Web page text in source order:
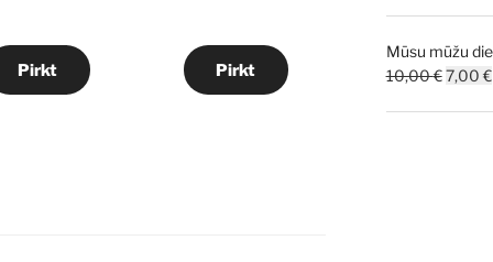
25,00 €.
Pirkt
15,00 €.
Pirkt
10,00
Mūsu mūžu
10,00€ Original
7,00 €